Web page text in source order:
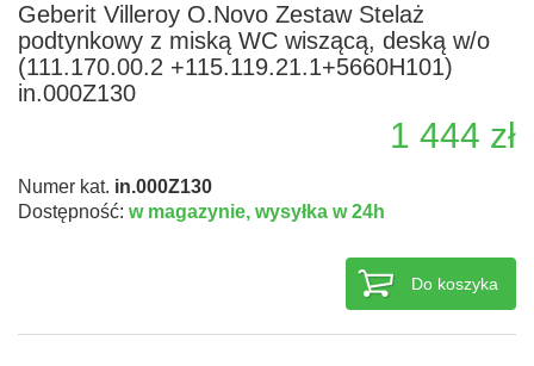
Geberit Villeroy O.Novo Zestaw Stelaż
podtynkowy z miską WC wiszącą, deską w/o
(111.170.00.2 +115.119.21.1+5660H101)
in.000Z130
1 444 zł
Numer kat. in.000Z130
Dostępność: w magazynie, wysyłka w 24h
Do koszyka